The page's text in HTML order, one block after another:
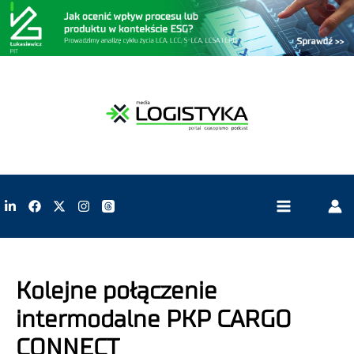
Kolejne połączenie
intermodalne PKP CARGO
CONNECT